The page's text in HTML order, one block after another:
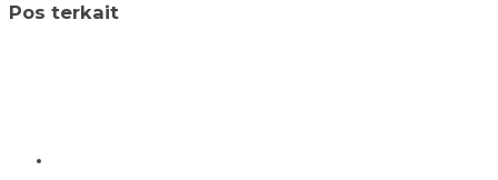
Pos terkait